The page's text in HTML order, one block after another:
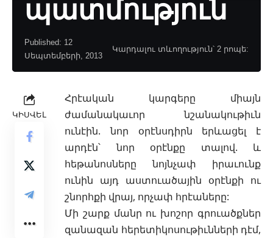
պատմություն
Published: 12
Սեպտեմբերի, 2013
Կարդալու տևողություն՝ 2 րոպե:
ԿԻՍՎԵԼ
Հրէական կարգերը միայն
ժամանակաւոր նշանակութիւն
ունէին. նոր օրէնսդիրն երևացել է
արդէն՝ նոր օրէնքը տալով. և
հեթանոսները նոյնչափ իրաւունք
ունին այդ աստուածային օրէնքի ու
շնորհքի վրայ, որչափ հրէաները:
Մի շարք մանր ու խոշոր գրուածքներ
զանազան հերետիկոսութիւնների դէմ,